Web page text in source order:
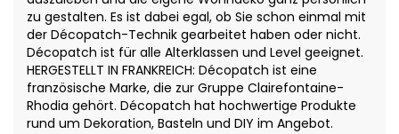
zu gestalten. Es ist dabei egal, ob Sie schon einmal mit
der Décopatch-Technik gearbeitet haben oder nicht.
Décopatch ist für alle Alterklassen und Level geeignet.
HERGESTELLT IN FRANKREICH: Décopatch ist eine
französische Marke, die zur Gruppe Clairefontaine-
Rhodia gehört. Décopatch hat hochwertige Produkte
rund um Dekoration, Basteln und DIY im Angebot.